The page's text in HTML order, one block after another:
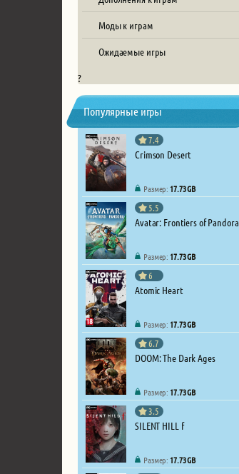
Моды к играм
Ожидаемые игры
?
Популярные игры
7.4
Crimson Desert
Размер: 17.73 GB
5.5
Avatar: Frontiers of Pandora
Размер: 17.73 GB
6
Atomic Heart
Размер: 17.73 GB
6.7
DOOM: The Dark Ages
Размер: 17.73 GB
3.5
SILENT HILL f
Размер: 17.73 GB